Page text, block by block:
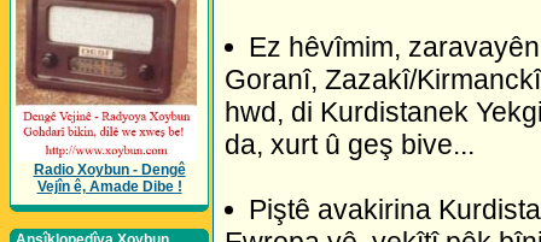
Radio Xoybun - Dengê
Vejîn ê, Amade Dibe !
Ez hêvîmim,
Goranî, Zazakî/
hwd, di Kurdistanek
da, xurt û geş bive...
Piştê avakirina